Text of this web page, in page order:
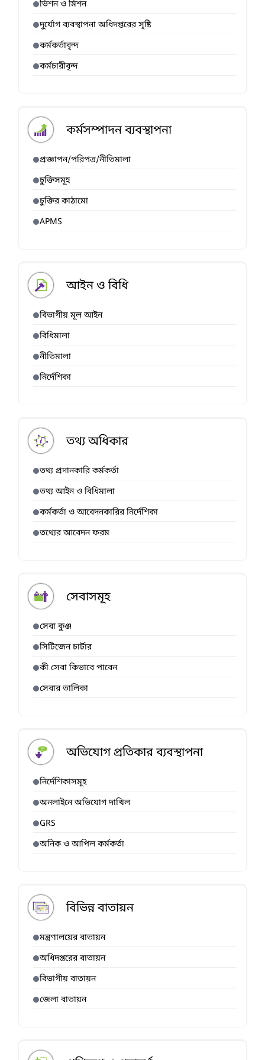
ভিশন ও মিশন
দুর্যোগ ব্যবস্থাপনা অধিদপ্তরের সৃষ্টি
কর্মকর্তাবৃন্দ
কর্মচারীবৃন্দ
কর্মসম্পাদন ব্যবস্থাপনা
প্রজ্ঞাপন/পরিপত্র/নীতিমালা
চুক্তিসমূহ
চুক্তির কাঠামো
APMS
আইন ও বিধি
বিভাগীয় মূল আইন
বিধিমালা
নীতিমালা
নির্দেশিকা
তথ্য অধিকার
তথ্য প্রদানকারি কর্মকর্তা
তথ্য আইন ও বিধিমালা
কর্মকর্তা ও আবেদনকারির নির্দেশিকা
তথ্যের আবেদন ফরম
সেবাসমূহ
সেবা কুঞ্জ
সিটিজেন চার্টার
কী সেবা কিভাবে পাবেন
সেবার তালিকা
অভিযোগ প্রতিকার ব্যবস্থাপনা
নির্দেশিকাসমূহ
অনলাইনে অভিযোগ দাখিল
GRS
অনিক ও আপিল কর্মকর্তা
বিভিন্ন বাতায়ন
মন্ত্রণালয়ের বাতায়ন
অধিদপ্তরের বাতায়ন
বিভাগীয় বাতায়ন
জেলা বাতায়ন